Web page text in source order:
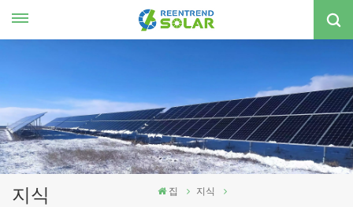
국의
지식 집 지식